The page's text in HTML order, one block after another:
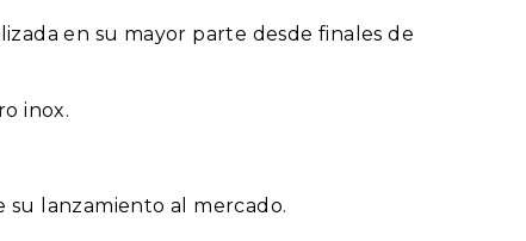
en su mayor parte desde finales de
inox.
su lanzamiento al mercado.